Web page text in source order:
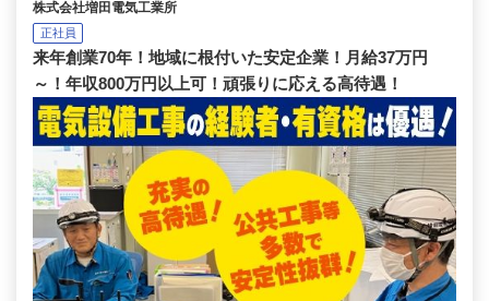
株式会社増田電気工業所
正社員
来年創業70年！地域に根付いた安定企業！月給37万円
～！年収800万円以上可！頑張りに応える高待遇！